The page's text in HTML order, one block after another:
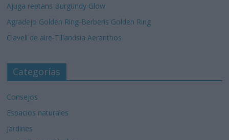
Ajuga reptans Burgundy Glow
Agradejo Golden Ring-Berberis Golden Ring
Clavell de aire-Tillandsia Aeranthos
Categorías
Consejos
Espacios naturales
Jardines